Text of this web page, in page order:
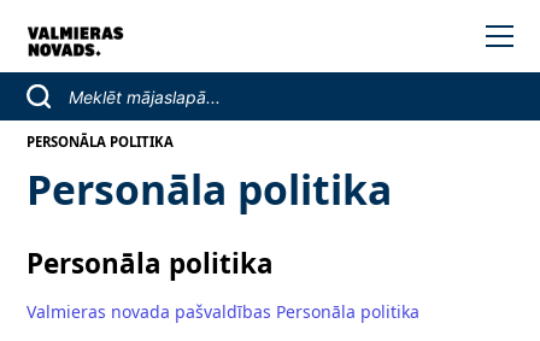
PERSONĀLA POLITIKA
Personāla politika
Personāla politika
Valmieras novada pašvaldības Personāla politika